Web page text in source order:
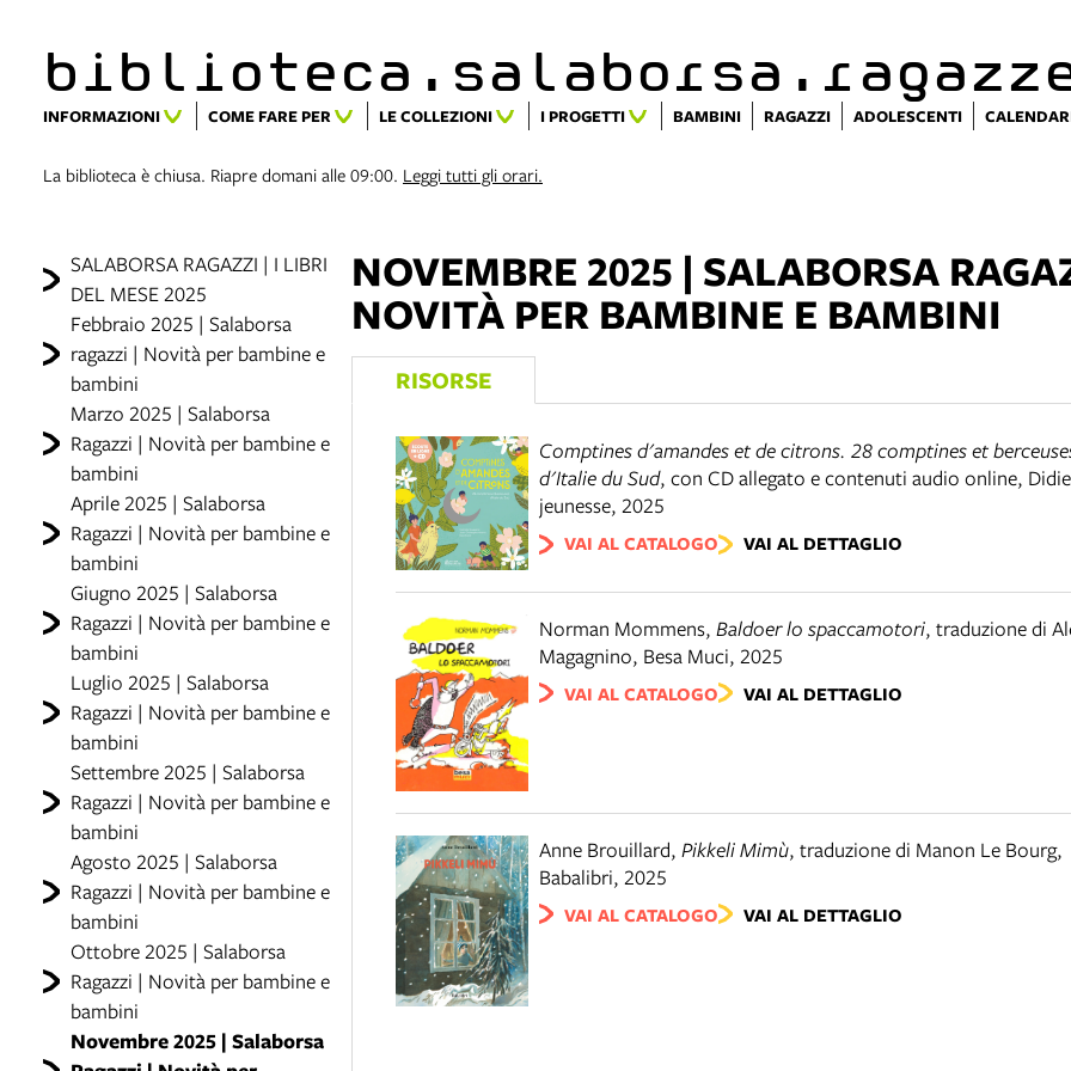
biblioteca.​salaborsa.ragazz
INFORMAZIONI COME FARE PER LE COLLEZIONI I PROGETTI BAMBINI RAGAZZI ADOLESCENTI
La biblioteca è chiusa. Riapre domani alle 09:00. Leggi tutti gli orari.
SALABORSA RAGAZZI | I LIBRI
DEL MESE 2025
Febbraio 2025 | Salaborsa
ragazzi | Novità per bambine e
bambini
Marzo 2025 | Salaborsa
Ragazzi | Novità per bambine e
bambini
Aprile 2025 | Salaborsa
Ragazzi | Novità per bambine e
bambini
Giugno 2025 | Salaborsa
Ragazzi | Novità per bambine e
bambini
Luglio 2025 | Salaborsa
Ragazzi | Novità per bambine e
bambini
Settembre 2025 | Salaborsa
Ragazzi | Novità per bambine e
bambini
Agosto 2025 | Salaborsa
Ragazzi | Novità per bambine e
bambini
Ottobre 2025 | Salaborsa
Ragazzi | Novità per bambine e
bambini
Novembre 2025 | Salaborsa
NOVEMBRE 2025 | SALABORSA
NOVITÀ PER BAMBINE E BAMBINI
RISORSE
Comptines d'amandes et de citrons. 28 comptines et
d'Italie du Sud, con CD allegato e contenuti audio online,
jeunesse, 2025
VAI AL CATALOGO VAI AL DETTAGLIO
Norman Mommens, Baldoer lo spaccamotori, traduzione di
Magagnino, Besa Muci, 2025
VAI AL CATALOGO VAI AL DETTAGLIO
Anne Brouillard, Pikkeli Mimù, traduzione di Manon Le Bourg,
Babalibri, 2025
VAI AL CATALOGO VAI AL DETTAGLIO